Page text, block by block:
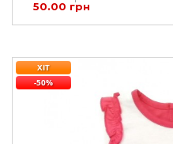
50.00 грн
ХІТ
-50%